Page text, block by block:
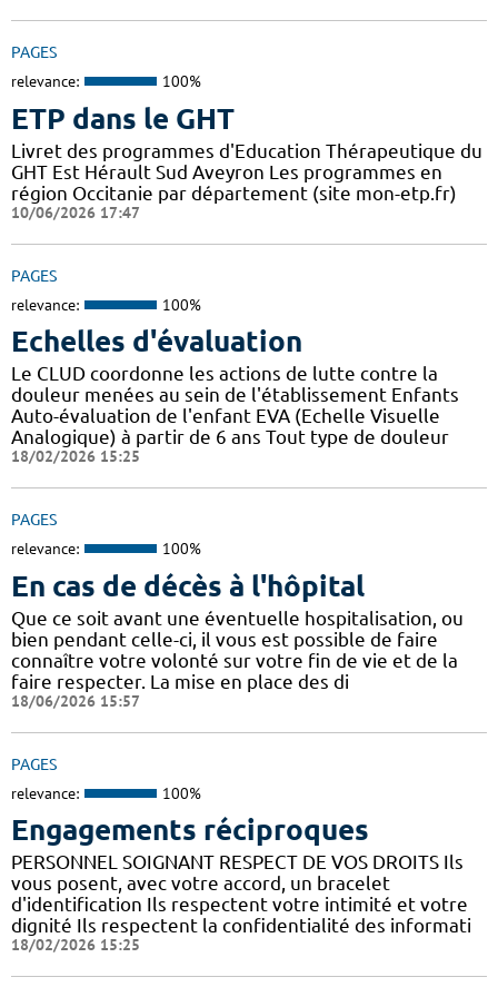
PAGES
relevance: 100%
ETP dans le GHT
Livret des programmes d'Education Thérapeutique du
GHT Est Hérault Sud Aveyron Les programmes en
région Occitanie par département (site mon-etp.fr)
10/06/2026 17:47
PAGES
relevance: 100%
Echelles d'évaluation
Le CLUD coordonne les actions de lutte contre la
douleur menées au sein de l'établissement Enfants
Auto-évaluation de l'enfant EVA (Echelle Visuelle
Analogique) à partir de 6 ans Tout type de douleur
18/02/2026 15:25
PAGES
relevance: 100%
En cas de décès à l'hôpital
Que ce soit avant une éventuelle hospitalisation, ou
bien pendant celle-ci, il vous est possible de faire
connaître votre volonté sur votre fin de vie et de la
faire respecter. La mise en place des di
18/06/2026 15:57
PAGES
relevance: 100%
Engagements réciproques
PERSONNEL SOIGNANT RESPECT DE VOS DROITS Ils
vous posent, avec votre accord, un bracelet
d'identification Ils respectent votre intimité et votre
dignité Ils respectent la confidentialité des informati
18/02/2026 15:25